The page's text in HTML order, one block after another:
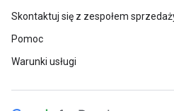
Skontaktuj się z zespołem
Pomoc
Warunki usługi